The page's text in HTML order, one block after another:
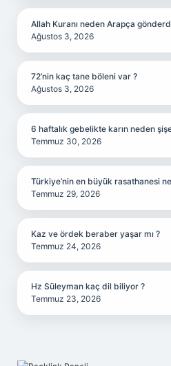
Allah Kuranı neden Arapça
Ağustos 3, 2026
72’nin kaç tane böleni var ?
Ağustos 3, 2026
6 haftalık gebelikte karın neden
Temmuz 30, 2026
Türkiye’nin en büyük rasathanesi
Temmuz 29, 2026
Kaz ve ördek beraber yaşar mı ?
Temmuz 24, 2026
Hz Süleyman kaç dil biliyor ?
Temmuz 23, 2026